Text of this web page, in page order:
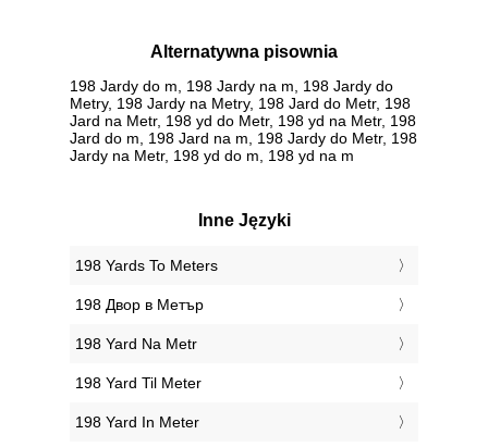
Alternatywna pisownia
198 Jardy do m, 198 Jardy na m, 198 Jardy do
Metry, 198 Jardy na Metry, 198 Jard do Metr, 198
Jard na Metr, 198 yd do Metr, 198 yd na Metr, 198
Jard do m, 198 Jard na m, 198 Jardy do Metr, 198
Jardy na Metr, 198 yd do m, 198 yd na m
Inne Języki
‎198 Yards To Meters
‎198 Двор в Метър
‎198 Yard Na Metr
‎198 Yard Til Meter
‎198 Yard In Meter